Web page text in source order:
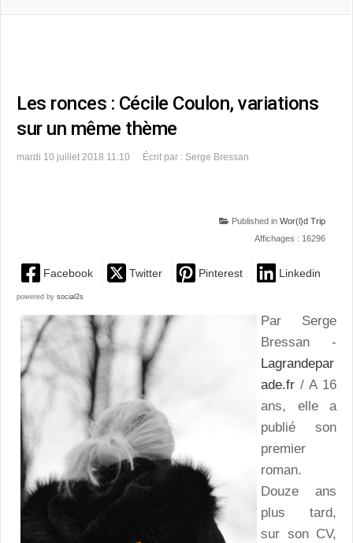
Les ronces : Cécile Coulon, variations
sur un même thème
mardi 10 juillet 2018 11:10 Écrit par : Serge Bressan
Published in Wor(l)d Trip
Affichages : 16296
Facebook Twitter Pinterest Linkedin
powered by social2s
Par Serge
Bressan -
Lagrandepar
ade.fr / A 16
ans, elle a
publié son
premier
roman.
Douze ans
plus tard,
sur son CV,